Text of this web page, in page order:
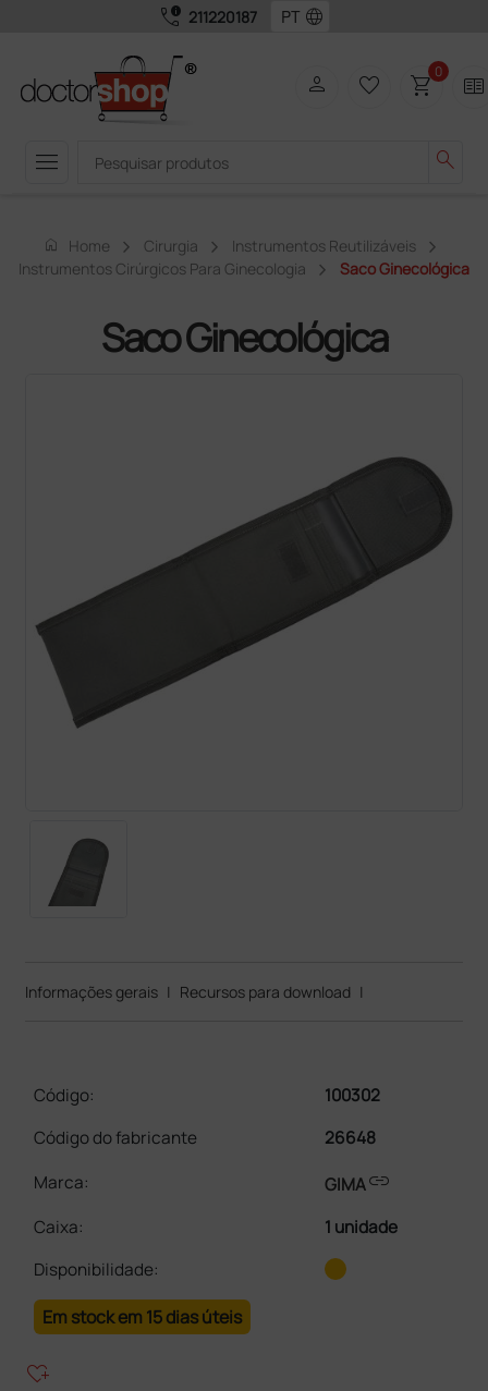
call_quality 211220187 language
menu search
person favorite_border shopping_cart0 two_pager
home Home Cirurgia
Instrumentos Reutilizáveis
Instrumentos Cirúrgicos Para Ginecologia
Saco Ginecológica
Saco Ginecológica
Informações gerais | Recursos para download |
Código:
100302
Código do fabricante
26648
Marca:
GIMAlink
Caixa:
1 unidade
Disponibilidade:
Em stock em 15 dias úteis
heart_plus